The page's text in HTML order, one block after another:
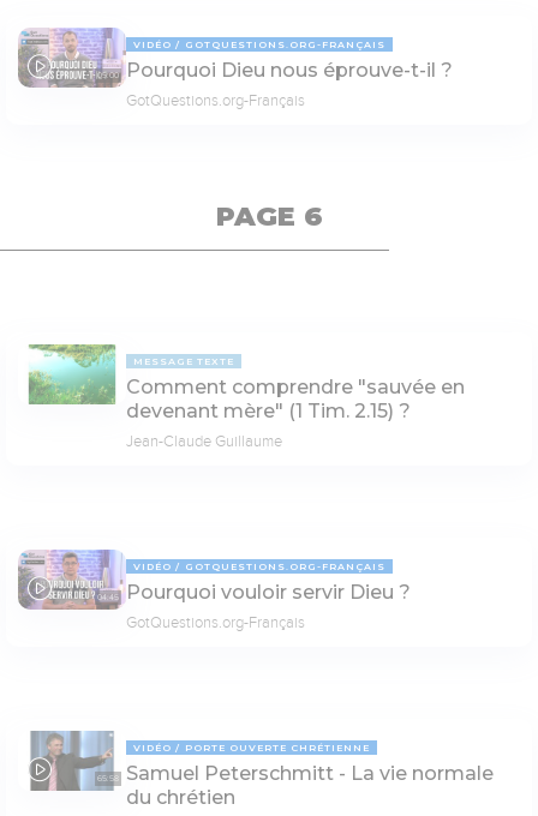
05:00
VIDÉO GOTQUESTIONS.ORG-FRANÇAIS
Pourquoi Dieu nous éprouve-t-il ?
GotQuestions.org-Français
PAGE 6
MESSAGE TEXTE
Comment comprendre "sauvée en
devenant mère" (1 Tim. 2.15) ?
Jean-Claude Guillaume
04:45
VIDÉO GOTQUESTIONS.ORG-FRANÇAIS
Pourquoi vouloir servir Dieu ?
GotQuestions.org-Français
65:58
VIDÉO PORTE OUVERTE CHRÉTIENNE
Samuel Peterschmitt - La vie normale
du chrétien